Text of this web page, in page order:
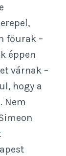
főurak –
éppen
várnak –
hogy a
Nem